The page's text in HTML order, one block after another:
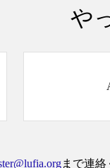
や
まで連絡